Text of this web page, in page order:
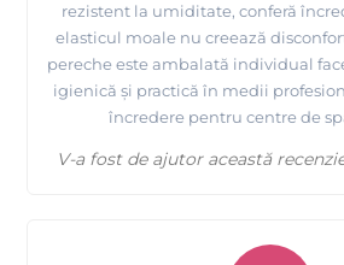
rezistent la umiditate, conferă
elasticul moale nu creează
pereche este ambalată individual
igienică și practică în medii
încredere pentru centre de
V-a fost de ajutor această